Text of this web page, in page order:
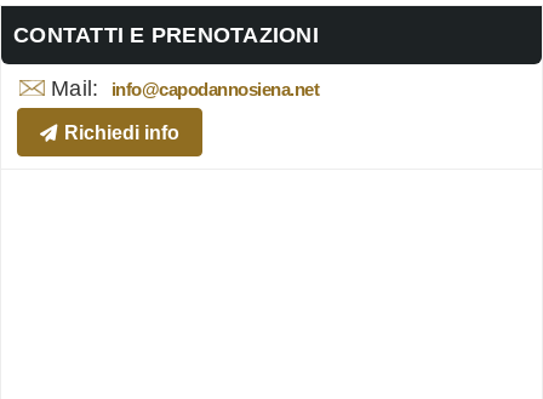
CONTATTI E PRENOTAZIONI
Mail: info@capodannosiena.net
Richiedi info